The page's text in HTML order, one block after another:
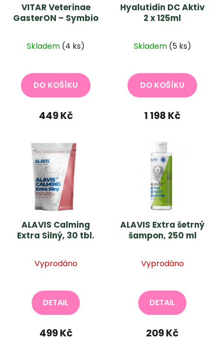
VITAR Veterinae
GasterON – Symbio
Skladem (4 ks)
DO KOŠÍKU
449 Kč
Hyalutidin DC Aktiv
2 x 125ml
hodnocení
5,0
5
Skladem (5 ks)
DO KOŠÍKU
1 198 Kč
ALAVIS Calming
Extra Silný, 30 tbl.
Vyprodáno
DETAIL
499 Kč
ALAVIS Extra šetrný
šampon, 250 ml
Vyprodáno
DETAIL
209 Kč